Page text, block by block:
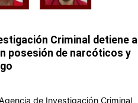
Criminal detiene a
posesión de narcóticos y
de Investigación Criminal